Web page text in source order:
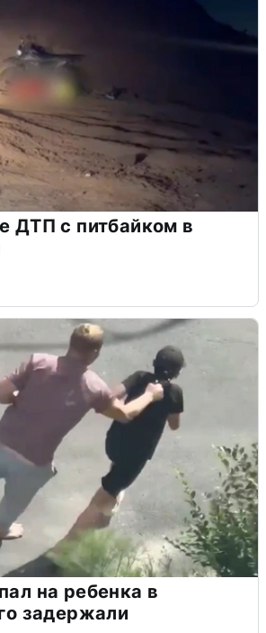
ДТП с питбайком в
на ребенка в
задержали